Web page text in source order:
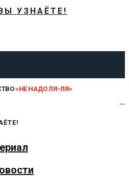
УЗНАЁТЕ!
«НЕ НАДО ЛЯ-ЛЯ»